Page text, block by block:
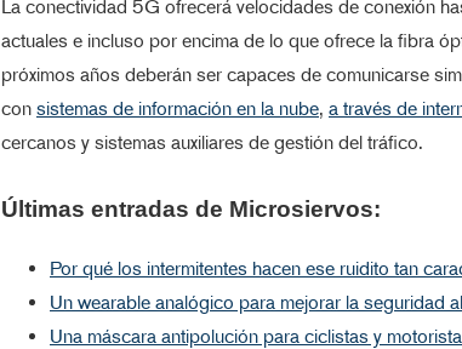
La conectividad 5G ofrecerá velocidades de conexión
actuales e incluso por encima de lo que ofrece la fibra
próximos años deberán ser capaces de comunicarse
con sistemas de información en la nube, a través de
cercanos y sistemas auxiliares de gestión del tráfico.
Últimas entradas de Microsiervos:
Por qué los intermitentes hacen ese ruidito tan
Un wearable analógico para mejorar la seguridad
Una máscara antipolución para ciclistas y